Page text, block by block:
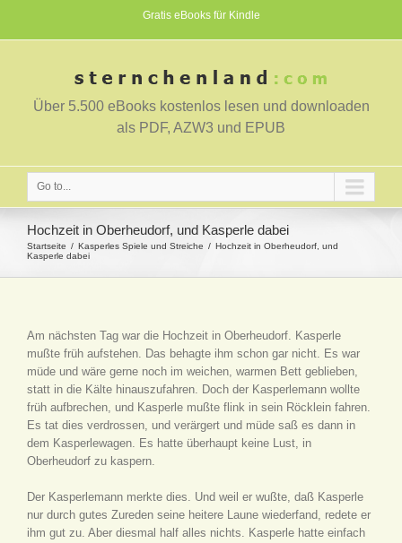
Gratis eBooks für Kindle
Über 5.500 eBooks kostenlos lesen und downloaden
als PDF, AZW3 und EPUB
Go to...
Hochzeit in Oberheudorf, und Kasperle dabei
Startseite Kasperles Spiele und Streiche
Hochzeit in Oberheudorf, und
Kasperle dabei
Am nächsten Tag war die Hochzeit in Oberheudorf. Kasperle
mußte früh aufstehen. Das behagte ihm schon gar nicht. Es war
müde und wäre gerne noch im weichen, warmen Bett geblieben,
statt in die Kälte hinauszufahren. Doch der Kasperlemann wollte
früh aufbrechen, und Kasperle mußte flink in sein Röcklein fahren.
Es tat dies verdrossen, und verärgert und müde saß es dann in
dem Kasperlewagen. Es hatte überhaupt keine Lust, in
Oberheudorf zu kaspern.
Der Kasperlemann merkte dies. Und weil er wußte, daß Kasperle
nur durch gutes Zureden seine heitere Laune wiederfand, redete er
ihm gut zu. Aber diesmal half alles nichts. Kasperle hatte einfach